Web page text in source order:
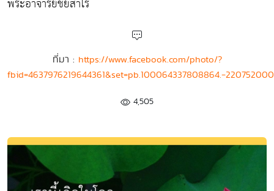
ที่มา : https://www.facebook.com/photo/?
fbid=4637976219644361&set=pb.100064337808864.-
4,505